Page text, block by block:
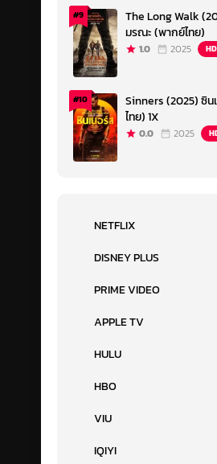
#9
The Long Walk
มรณะ (พากย์ไทย)
1.0 2025 HD
#10
Sinners (2025) ซิ
ไทย) 1X
0.0 2025
NETFLIX
DISNEY PLUS
PRIME VIDEO
APPLE TV
HULU
HBO
VIU
IQIYI